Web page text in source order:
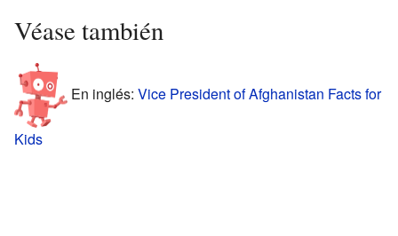
Véase también
En inglés: Vice President of Afghanistan Facts for
Kids